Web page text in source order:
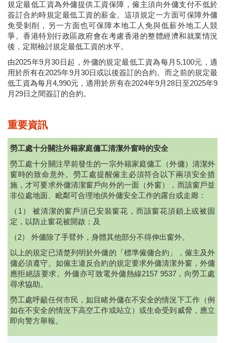
規定最低工資為外傭提供工資保障，僱主須向外傭支付不低於
簽訂合約時規定最低工資的薪金。這項規定一方面可保障外傭
免受剝削，另一方面也可保障本地工人免與低薪外地工人競
爭。香港特別行政區政府會在考慮香港的整體經濟和就業情況
後，定期檢討規定最低工資的水平。
由2025年9月30日起，外傭的規定最低工資為每月5,100元，適
用於所有在2025年9月30日或以後簽訂的合約。而之前的規定最
低工資為每月4,990元，適用於所有在2024年9月28日至2025年9
月29日之間簽訂的合約。
重要資訊
勞工處十分關注外籍家庭傭工清潔外窗時的安全
勞工處十分關注早前發生的一宗外籍家庭傭工（外傭）清潔外
窗時的致命意外。勞工處提醒僱主必須符合以下兩項安全措
施，才可要求外傭清潔窗戶向外的一面（外窗），而該窗戶並
非位處地面、毗鄰可合理地供外傭安全工作的露台或走廊：
（1） 被清潔的窗戶須已安裝窗花，而該窗花須鎖上或被固
定，以防止窗花被開啟；及
（2） 外傭除了手臂外，身體其他部分不得伸出窗外。
以上的規定已清楚列明於外傭的「標準僱傭合約」，僱主及外
傭必須遵守。如僱主違反合約的規定要求外傭清潔外窗，外傭
應拒絕該要求。外傭亦可致電外傭熱線2157 9537，向勞工處
尋求協助。
勞工處呼籲任何市民，如目睹外傭在不安全的情況下工作（例
如在不安全的情況下高空工作或站立）或生命受到威脅，應立
即向警方舉報。